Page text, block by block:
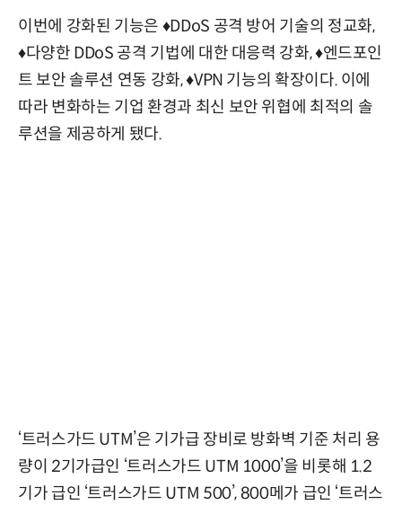
이번에 강화된 기능은 ♦DDoS 공격 방어 기술의 정교화,
♦다양한 DDoS 공격 기법에 대한 대응력 강화, ♦엔드포인
트 보안 솔루션 연동 강화, ♦VPN 기능의 확장이다. 이에
따라 변화하는 기업 환경과 최신 보안 위협에 최적의 솔
루션을 제공하게 됐다.
‘트러스가드 UTM’은 기가급 장비로 방화벽 기준 처리 용
량이 2기가급인 ‘트러스가드 UTM 1000’을 비롯해 1.2
기가 급인 ‘트러스가드 UTM 500’, 800메가 급인 ‘트러스